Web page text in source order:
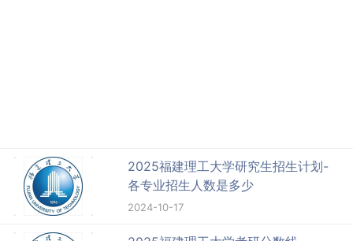
2025福建理工大学研究生招生计划-
各专业招生人数是多少
2024-10-17